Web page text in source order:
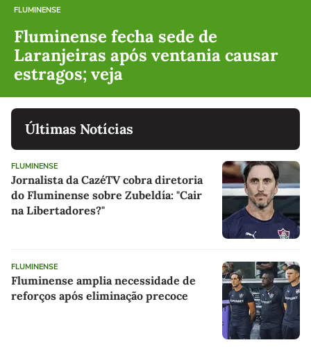
FLUMINENSE
Fluminense fecha sede de
Laranjeiras após ventania causar
estragos; veja
Últimas Notícias
FLUMINENSE
Jornalista da CazéTV cobra diretoria
do Fluminense sobre Zubeldía: "Cair
na Libertadores?"
FLUMINENSE
Fluminense amplia necessidade de
reforços após eliminação precoce